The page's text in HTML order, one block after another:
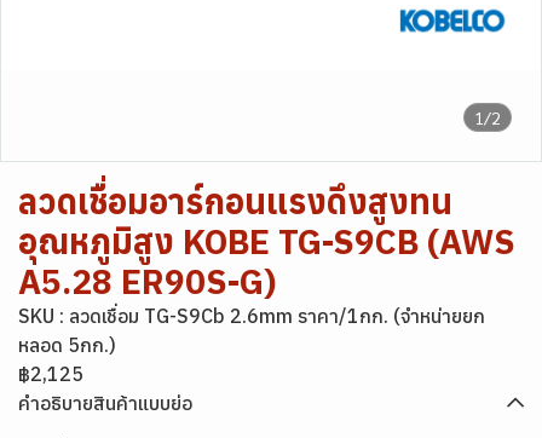
1/2
ลวดเชื่อมอาร์กอนแรงดึงสูงทน
อุณหภูมิสูง KOBE TG-S9CB (AWS
A5.28 ER90S-G)
SKU : ลวดเชื่อม TG-S9Cb 2.6mm ราคา/1กก. (จำหน่ายยก
หลอด 5กก.)
฿2,125
คำอธิบายสินค้าแบบย่อ